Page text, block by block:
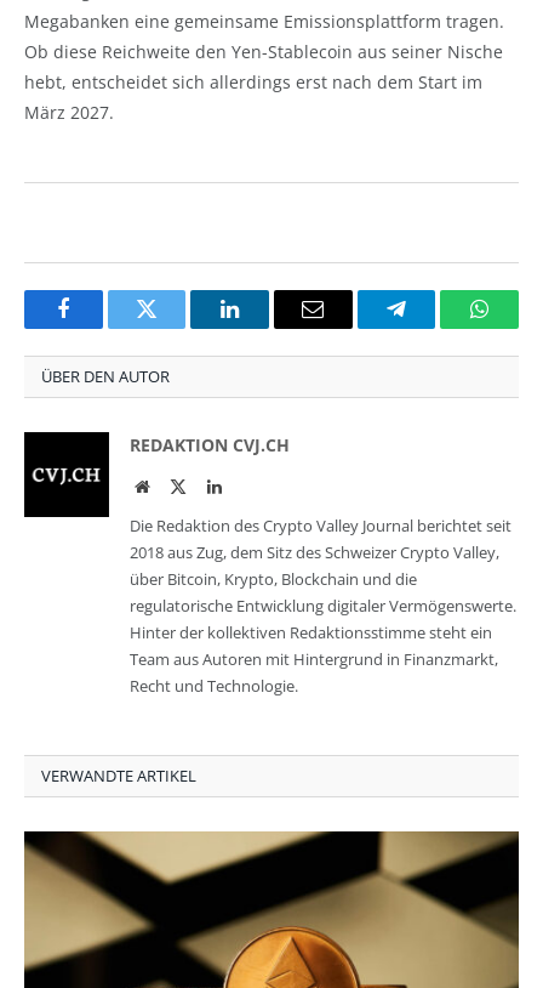
Megabanken eine gemeinsame Emissionsplattform tragen.
Ob diese Reichweite den Yen-Stablecoin aus seiner Nische
hebt, entscheidet sich allerdings erst nach dem Start im
März 2027.
FacebookTwitter LinkedInEmail Telegram
ÜBER DEN AUTOR
REDAKTION CVJ.CH
WebsiteTwitterLinkedIn
Die Redaktion des Crypto Valley Journal berichtet seit
2018 aus Zug, dem Sitz des Schweizer Crypto Valley,
über Bitcoin, Krypto, Blockchain und die
regulatorische Entwicklung digitaler Vermögenswerte.
Hinter der kollektiven Redaktionsstimme steht ein
Team aus Autoren mit Hintergrund in Finanzmarkt,
Recht und Technologie.
VERWANDTE ARTIKEL